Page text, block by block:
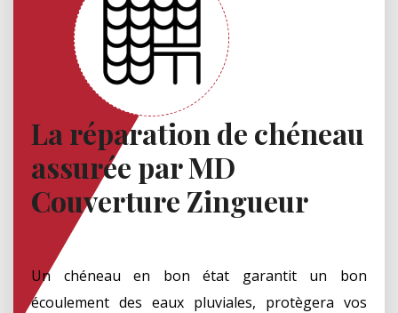
La réparation de chéneau
assurée par MD
Couverture Zingueur
Un chéneau en bon état garantit un bon
écoulement des eaux pluviales, protègera vos